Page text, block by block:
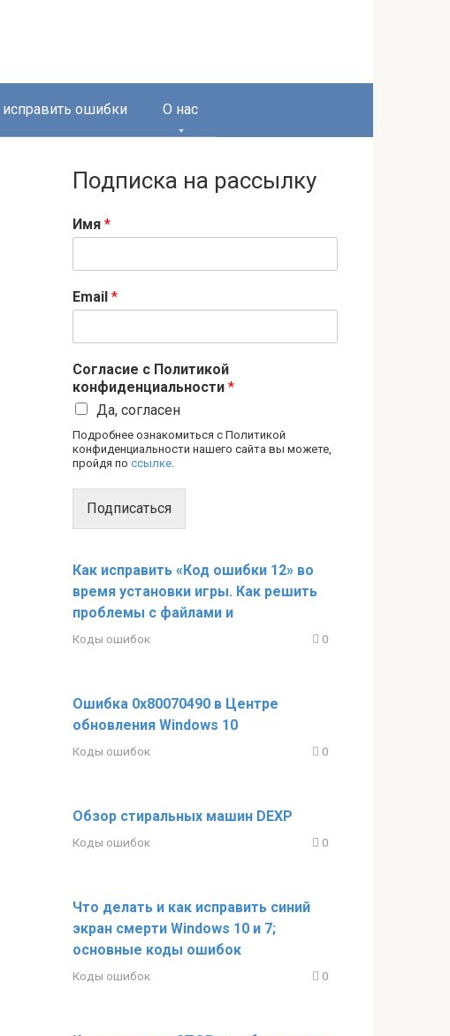
ошибки О нас
Подписка на рассылку
Имя *
Email *
Согласие с Политикой
конфиденциальности *
Да, согласен
Подробнее ознакомиться с Политикой
конфиденциальности нашего сайта вы можете,
пройдя по ссылке.
Подписаться
Как исправить «Код ошибки 12» во
время установки игры. Как решить
проблемы с файлами и
Коды ошибок 0
Ошибка 0x80070490 в Центре
обновления Windows 10
Коды ошибок 0
Обзор стиральных машин DEXP
Коды ошибок 0
Что делать и как исправить синий
экран смерти Windows 10 и 7;
основные коды ошибок
Коды ошибок 0